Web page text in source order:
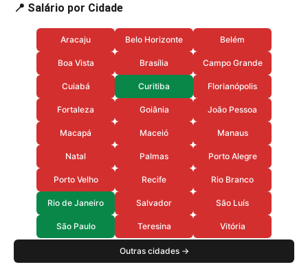
📍 Salário por Cidade
Aracaju Belo Horizonte Belém
Boa Vista Brasília Campo Grande
Cuiabá Curitiba Florianópolis
Fortaleza Goiânia João Pessoa
Macapá Maceió Manaus
Natal Palmas Porto Alegre
Porto Velho Recife Rio Branco
Rio de Janeiro Salvador São Luís
São Paulo Teresina Vitória
Outras cidades →